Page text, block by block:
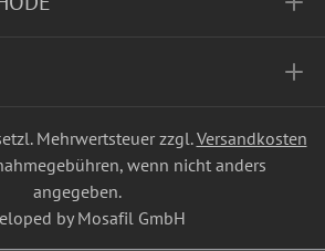
Mehrwertsteuer zzgl.Versandkosten
wenn nicht anders
angegeben.
by Mosafil GmbH